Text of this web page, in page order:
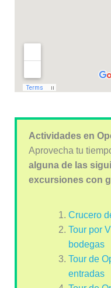
Actividades en
Aprovecha tu
alguna de las
excursiones con
Crucero
Tour por
bodegas
Tour de
entradas